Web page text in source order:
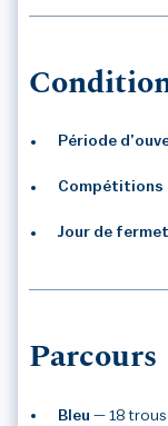
Période
Compétitions
Jour de
Parcours
Bleu — 18 trous